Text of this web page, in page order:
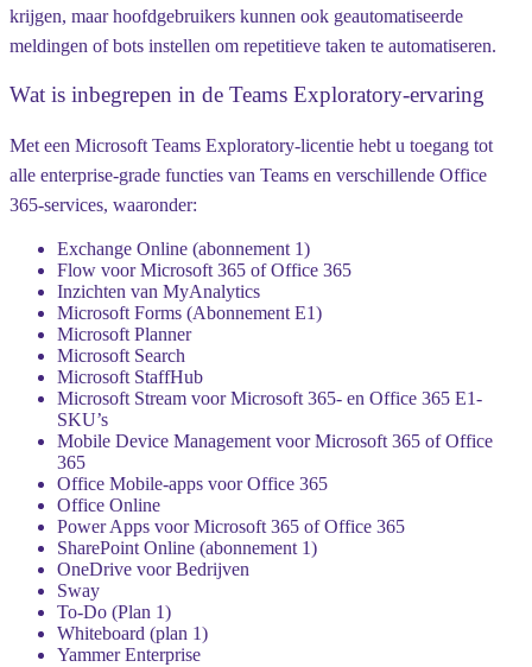
krijgen, maar hoofdgebruikers kunnen ook geautomatiseerde
meldingen of bots instellen om repetitieve taken te automatiseren.
Wat is inbegrepen in de Teams Exploratory-ervaring
Met een Microsoft Teams Exploratory-licentie hebt u toegang tot
alle enterprise-grade functies van Teams en verschillende Office
365-services, waaronder:
Exchange Online (abonnement 1)
Flow voor Microsoft 365 of Office 365
Inzichten van MyAnalytics
Microsoft Forms (Abonnement E1)
Microsoft Planner
Microsoft Search
Microsoft StaffHub
Microsoft Stream voor Microsoft 365- en Office 365 E1-
SKU’s
Mobile Device Management voor Microsoft 365 of Office
365
Office Mobile-apps voor Office 365
Office Online
Power Apps voor Microsoft 365 of Office 365
SharePoint Online (abonnement 1)
OneDrive voor Bedrijven
Sway
To-Do (Plan 1)
Whiteboard (plan 1)
Yammer Enterprise